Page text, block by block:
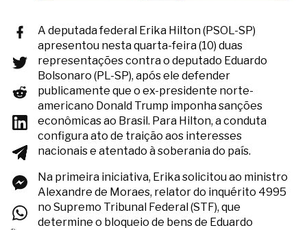
A deputada federal Erika Hilton (PSOL-SP)
apresentou nesta quarta-feira (10) duas
representações contra o deputado Eduardo
Bolsonaro (PL-SP), após ele defender
publicamente que o ex-presidente norte-
americano Donald Trump imponha sanções
econômicas ao Brasil. Para Hilton, a conduta
configura ato de traição aos interesses
nacionais e atentado à soberania do país.
Na primeira iniciativa, Erika solicitou ao ministro
Alexandre de Moraes, relator do inquérito 4995
no Supremo Tribunal Federal (STF), que
determine o bloqueio de bens de Eduardo